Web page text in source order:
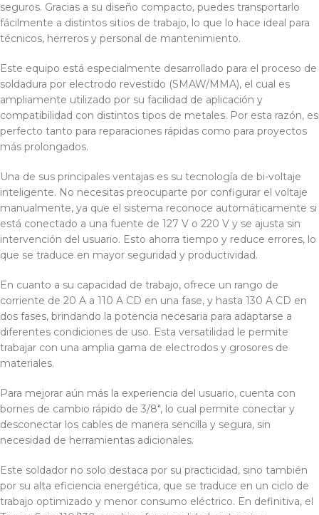
seguros. Gracias a su diseño compacto, puedes transportarlo
fácilmente a distintos sitios de trabajo, lo que lo hace ideal para
técnicos, herreros y personal de mantenimiento.
Este equipo está especialmente desarrollado para el proceso de
soldadura por electrodo revestido (SMAW/MMA), el cual es
ampliamente utilizado por su facilidad de aplicación y
compatibilidad con distintos tipos de metales. Por esta razón, es
perfecto tanto para reparaciones rápidas como para proyectos
más prolongados.
Una de sus principales ventajas es su tecnología de bi-voltaje
inteligente. No necesitas preocuparte por configurar el voltaje
manualmente, ya que el sistema reconoce automáticamente si
está conectado a una fuente de 127 V o 220 V y se ajusta sin
intervención del usuario. Esto ahorra tiempo y reduce errores, lo
que se traduce en mayor seguridad y productividad.
En cuanto a su capacidad de trabajo, ofrece un rango de
corriente de 20 A a 110 A CD en una fase, y hasta 130 A CD en
dos fases, brindando la potencia necesaria para adaptarse a
diferentes condiciones de uso. Esta versatilidad le permite
trabajar con una amplia gama de electrodos y grosores de
materiales.
Para mejorar aún más la experiencia del usuario, cuenta con
bornes de cambio rápido de 3/8″, lo cual permite conectar y
desconectar los cables de manera sencilla y segura, sin
necesidad de herramientas adicionales.
Este soldador no solo destaca por su practicidad, sino también
por su alta eficiencia energética, que se traduce en un ciclo de
trabajo optimizado y menor consumo eléctrico. En definitiva, el